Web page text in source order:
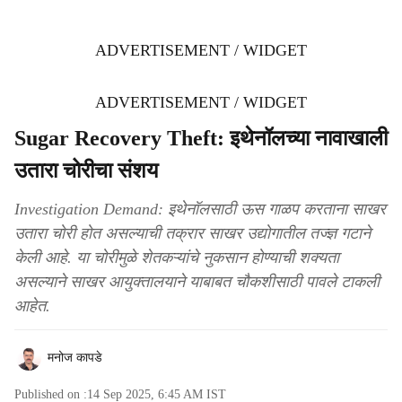
ADVERTISEMENT / WIDGET
ADVERTISEMENT / WIDGET
Sugar Recovery Theft: इथेनॉलच्या नावाखाली
उतारा चोरीचा संशय
Investigation Demand: इथेनॉलसाठी ऊस गाळप करताना साखर
उतारा चोरी होत असल्याची तक्रार साखर उद्योगातील तज्ज्ञ गटाने
केली आहे. या चोरीमुळे शेतकऱ्यांचे नुकसान होण्याची शक्यता
असल्याने साखर आयुक्तालयाने याबाबत चौकशीसाठी पावले टाकली
आहेत.
मनोज कापडे
Published on :14 Sep 2025, 6:45 AM IST